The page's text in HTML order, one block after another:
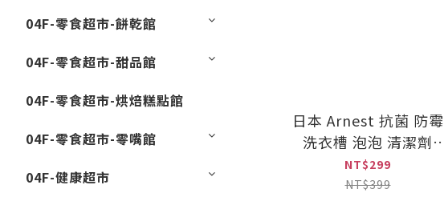
04F-零食超市-餅乾館
04F-零食超市-甜品館
04F-零食超市-烘焙糕點館
04F-零食超市-零嘴館
04F-健康超市
日本 Arnest 抗菌 防霉
洗衣槽 泡泡 清潔劑
45g*12入
NT$299
NT$399